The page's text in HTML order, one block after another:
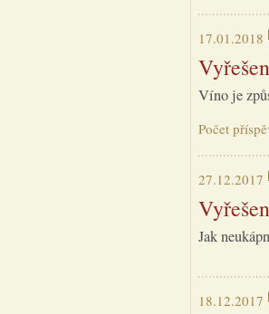
17.01.2018
Víno je
Počet
27.12.2017
Jak
18.12.2017